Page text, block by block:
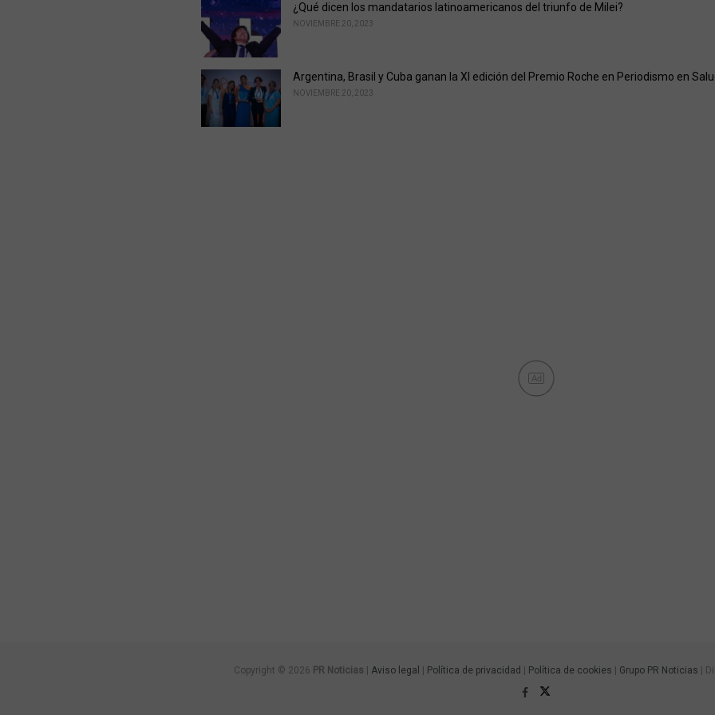
¿Qué dicen los mandatarios latinoamericanos del triunfo de Milei?
NOVIEMBRE 20, 2023
Argentina, Brasil y Cuba ganan la XI edición del Premio Roche en Periodismo en
NOVIEMBRE 20, 2023
Ad
Copyright © 2026 PR Noticias | Aviso legal | Política de privacidad | Política de cookies | Grupo PR Noticias |